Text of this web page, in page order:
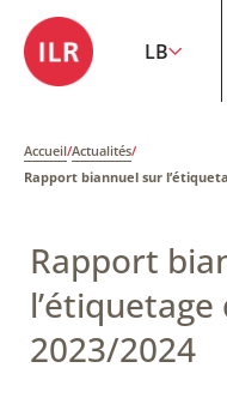
LB
Accueil/Actualités/
Rapport biannuel sur
Rapport
2023/2024